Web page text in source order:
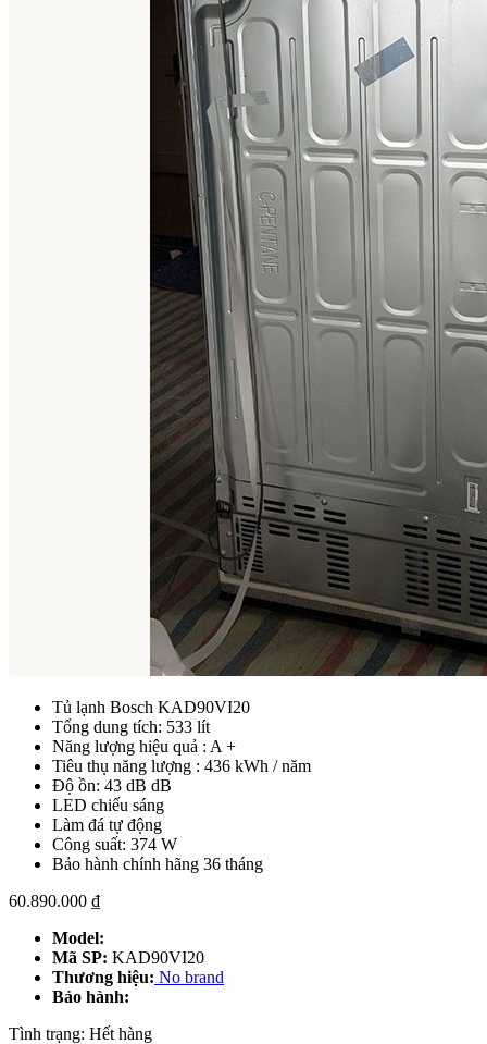
Tủ lạnh Bosch KAD90VI20
Tổng dung tích: 533 lít
Năng lượng hiệu quả : A +
Tiêu thụ năng lượng : 436 kWh / năm
Độ ồn: 43 dB dB
LED chiếu sáng
Làm đá tự động
Công suất: 374 W
Bảo hành chính hãng 36 tháng
60.890.000 ₫
Model:
Mã SP: KAD90VI20
Thương hiệu: No brand
Bảo hành:
Tình trạng: Hết hàng